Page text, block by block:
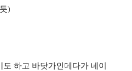
)
도 하고 바닷가인데다가 네이